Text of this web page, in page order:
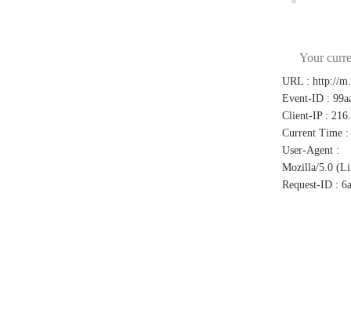
Your
URL : http://
Event-ID :
Client-IP :
Current Time :
User-Agent :
Mozilla/5.0
Request-ID :